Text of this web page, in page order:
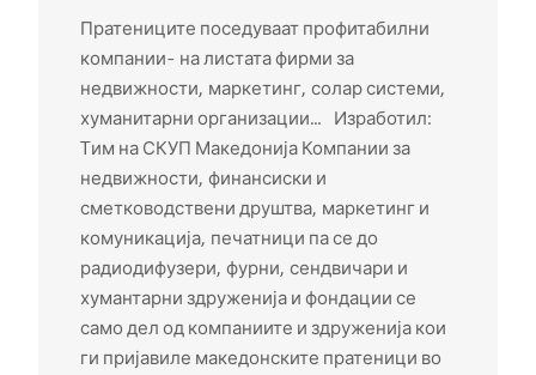
Пратениците поседуваат профитабилни
компании– на листата фирми за
недвижности, маркетинг, солар системи,
хуманитарни организации… Изработил:
Tим на СКУП Македонија Компании за
недвижности, финансиски и
сметководствени друштва, маркетинг и
комуникација, печатници па се до
радиодифузери, фурни, сендвичари и
хумантарни здруженија и фондации се
само дел од компаниите и здруженија кои
ги пријавиле македонските пратеници во